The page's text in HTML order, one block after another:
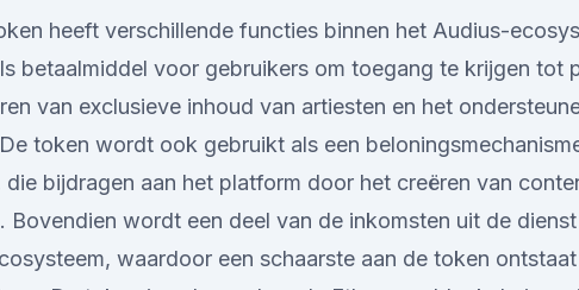
heeft verschillende functies binnen het Audius-
betaalmiddel voor gebruikers om toegang te krijgen tot
van exclusieve inhoud van artiesten en het
token wordt ook gebruikt als een
die bijdragen aan het platform door het creëren van
Bovendien wordt een deel van de inkomsten uit de
waardoor een schaarste aan de token